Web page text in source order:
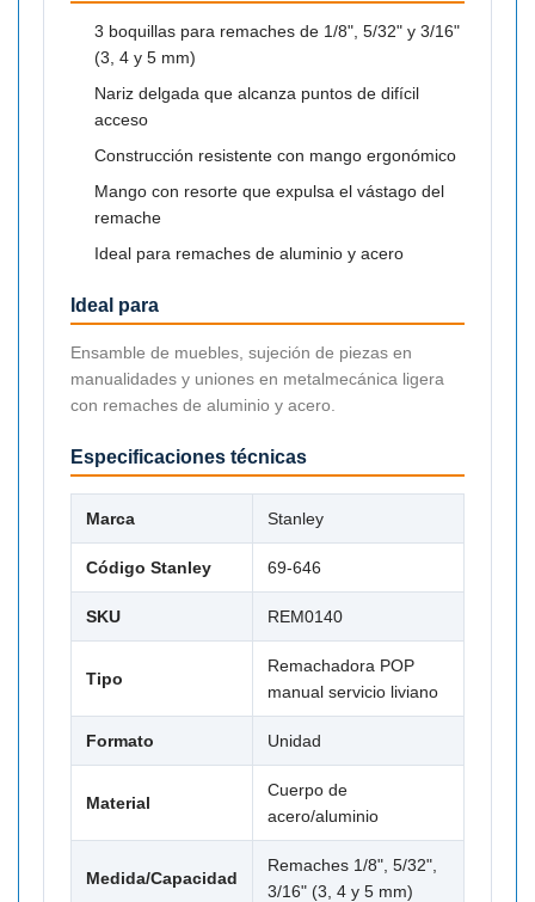
3 boquillas para remaches de 1/8", 5/32" y 3/16"
(3, 4 y 5 mm)
Nariz delgada que alcanza puntos de difícil
acceso
Construcción resistente con mango ergonómico
Mango con resorte que expulsa el vástago del
remache
Ideal para remaches de aluminio y acero
Ideal para
Ensamble de muebles, sujeción de piezas en
manualidades y uniones en metalmecánica ligera
con remaches de aluminio y acero.
Especificaciones técnicas
Marca Stanley
Código Stanley 69-646
SKU REM0140
Tipo
Remachadora POP
manual servicio liviano
Formato Unidad
Material
Cuerpo de
acero/aluminio
Medida/Capacidad
Remaches 1/8", 5/32",
3/16" (3, 4 y 5 mm)